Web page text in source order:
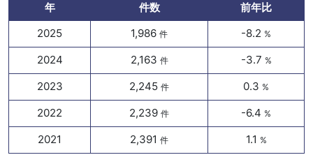
年 件数
前年比
2025
1,986 件 -8.2 %
2024 2,163 件 -3.7 %
2023 2,245 件 0.3 %
2022 2,239 件 -6.4 %
2021 2,391 件 1.1 %